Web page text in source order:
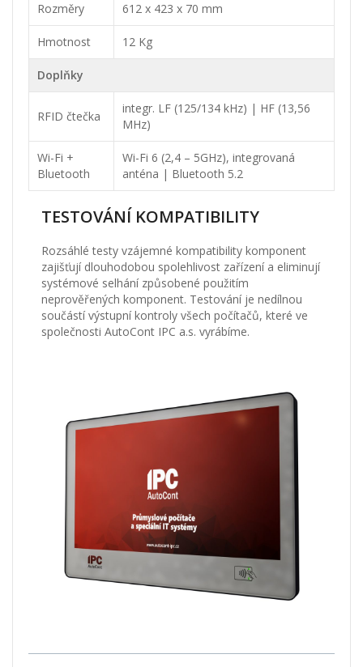
Rozměry 612 x 423 x 70 mm
Hmotnost 12 Kg
Doplňky
RFID čtečka
integr. LF (125/134 kHz) | HF (13,56
MHz)
Wi-Fi +
Bluetooth
Wi-Fi 6 (2,4 – 5GHz), integrovaná
anténa | Bluetooth 5.2
TESTOVÁNÍ KOMPATIBILITY
Rozsáhlé testy vzájemné kompatibility komponent
zajišťují dlouhodobou spolehlivost zařízení a eliminují
systémové selhání způsobené použitím
neprověřených komponent. Testování je nedílnou
součástí výstupní kontroly všech počítačů, které ve
společnosti AutoCont IPC a.s. vyrábíme.